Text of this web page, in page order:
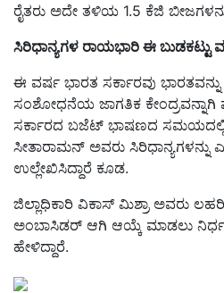
ರೈತರು ಅದೇ ತಳಿಯ 1.5 ಕೆಜಿ
ಸಿರಿಧಾನ್ಯಗಳ ರಾಯಭಾರಿ ಈ ಬುಡಕಟ್ಟು
ಈ ವರ್ಷ ಭಾರತ ಸರ್ಕಾರವು ಭಾರತವನ್ನು
ಸಂಶೋಧನೆಯ ಜಾಗತಿಕ ಕೇಂದ್ರವನ್ನಾಗಿ
ಸರ್ಕಾರದ ಬಜೆಟ್ ಭಾಷಣದ
ಸೀತಾರಾಮನ್ ಅವರು ಸಿರಿಧಾನ್ಯಗಳನ್ನು
ಉಲ್ಲೇಖಿಸಿದ್ದಾರೆ ಕೂಡ.
ಜಿಲ್ಲಾಧಿಕಾರಿ ವಿಕಾಸ್ ಮಿಶ್ರಾ ಅವರು
ಅಂಬಾಸಿಡರ್‌ ಆಗಿ ಆಯ್ಕೆ ಮಾಡಲು
ಹೇಳಿದ್ದಾರೆ.